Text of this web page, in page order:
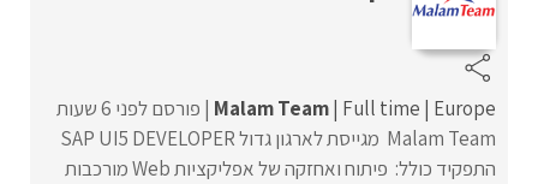
Malam Team Full time Europe
פורסם לפני 6 שעות
Malam Team מגייסת לארגון גדול SAP UI5 DEVELOPER
התפקיד כולל: פיתוח ואחזקה של אפליקציות Web מורכבות